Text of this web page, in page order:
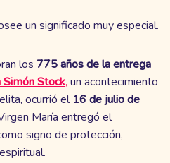
un significado muy especial.
los 775 años de la entrega
Simón Stock, un acontecimiento
ocurrió el 16 de julio de
María entregó el
signo de protección,